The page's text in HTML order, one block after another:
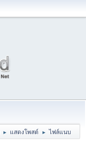
► แสดงโพสต์ ► ไฟล์แนบ